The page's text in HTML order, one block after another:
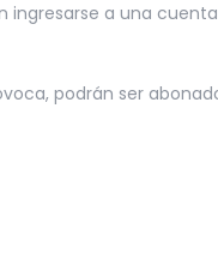
ingresarse a una
podrán ser